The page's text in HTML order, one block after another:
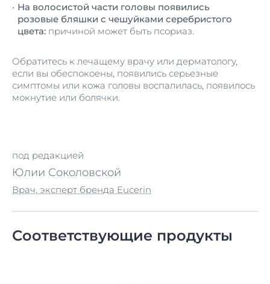
На волосистой части головы появились
розовые бляшки с чешуйками серебристого
цвета: причиной может быть псориаз.
Обратитесь к лечащему врачу или дерматологу,
если вы обеспокоены, появились серьезные
симптомы или кожа головы воспалилась, появилось
мокнутие или болячки.
под редакцией
Юлии Соколовской
Врач, эксперт бренда Eucerin
Соответствующие продукты